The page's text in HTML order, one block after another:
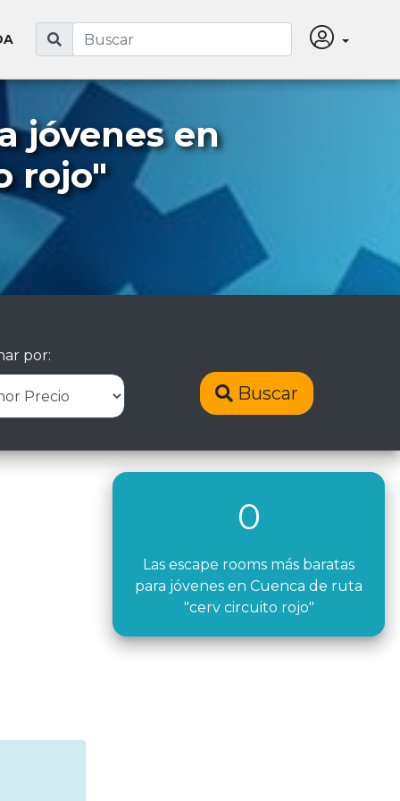
jóvenes en
rojo"
por:
Buscar
0
Las escape rooms más baratas
para jóvenes en Cuenca de ruta
"cerv circuito rojo"